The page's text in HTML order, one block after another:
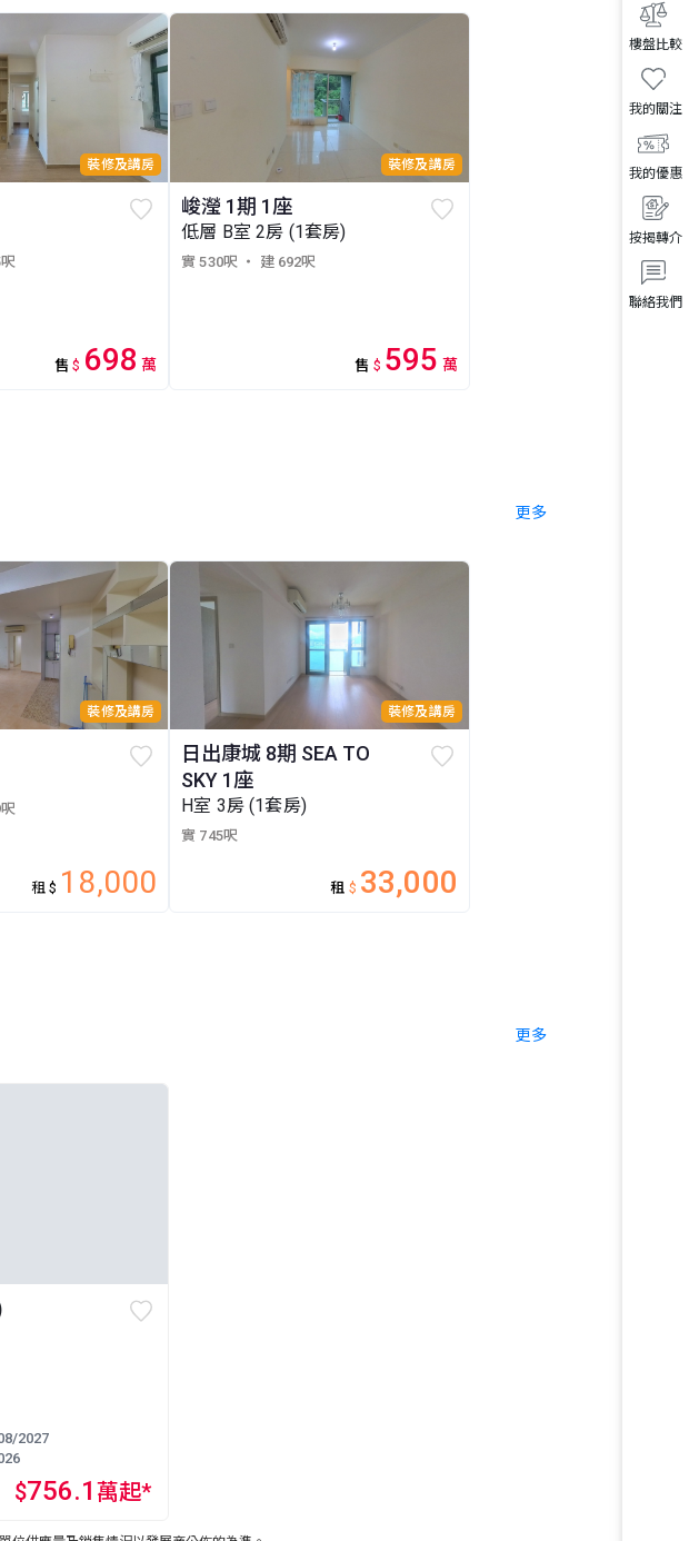
聯絡我們
按揭轉介
我的優惠
我的關注
樓盤比較
裝修及講房
售 $ 698 萬
裝修及講房
峻瀅 1期 1座
低層 B室 2房 (1套房)
實 530呎 ・ 建 692呎
售 $ 595 萬
更多
裝修及講房
租 $ 18,000
裝修及講房
日出康城 8期 SEA TO
SKY 1座
H室 3房 (1套房)
實 745呎
租 $ 33,000
更多
2027
$756.1萬起*